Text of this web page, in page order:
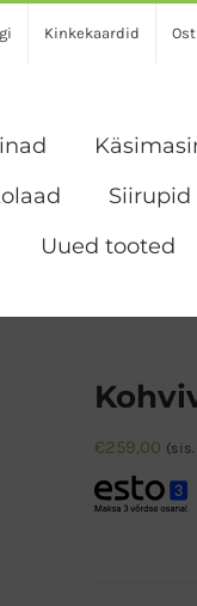
Kinkekaardid
Siirupid
Uued tooted
€259,00